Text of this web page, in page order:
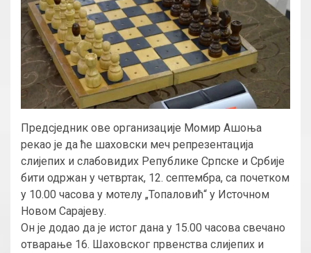
Предсједник ове организације Момир Ашоња
рекао је да ће шаховски меч репрезентација
слијепих и слабовидих Републике Српске и Србије
бити одржан у четвртак, 12. септембра, са почетком
у 10.00 часова у мотелу „Топаловић“ у Источном
Новом Сарајеву.
Он је додао да је истог дана у 15.00 часова свечано
отварање 16. Шаховског првенства слијепих и